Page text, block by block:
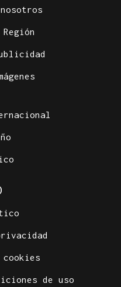
de uso